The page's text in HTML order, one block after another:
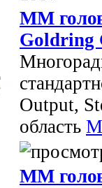
MM
Goldring
Output,
область
MM